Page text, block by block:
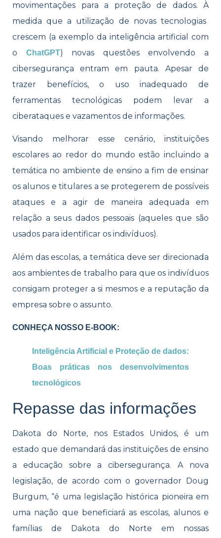
movimentações para a proteção de dados. À
medida que a utilização de novas tecnologias
crescem (a exemplo da inteligência artificial com
o ChatGPT) novas questões envolvendo a
cibersegurança entram em pauta. Apesar de
trazer benefícios, o uso inadequado de
ferramentas tecnológicas podem levar a
ciberataques e vazamentos de informações.
Visando melhorar esse cenário, instituições
escolares ao redor do mundo estão incluindo a
temática no ambiente de ensino a fim de ensinar
os alunos e titulares a se protegerem de possíveis
ataques e a agir de maneira adequada em
relação a seus dados pessoais (aqueles que são
usados para identificar os indivíduos).
Além das escolas, a temática deve ser direcionada
aos ambientes de trabalho para que os indivíduos
consigam proteger a si mesmos e a reputação da
empresa sobre o assunto.
CONHEÇA NOSSO E-BOOK:
Inteligência Artificial e Proteção de dados:
Boas práticas nos desenvolvimentos
tecnológicos
Repasse das informações
Dakota do Norte, nos Estados Unidos, é um
estado que demandará das instituições de ensino
a educação sobre a cibersegurança. A nova
legislação, de acordo com o governador
Doug
Burgum, “é uma legislação histórica pioneira em
uma nação que beneficiará as escolas, alunos e
famílias de Dakota do Norte em nossas